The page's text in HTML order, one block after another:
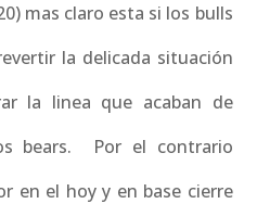
mas claro esta si los bulls
la delicada situación
la linea que acaban de
bears. Por el contrario
en el hoy y en base cierre